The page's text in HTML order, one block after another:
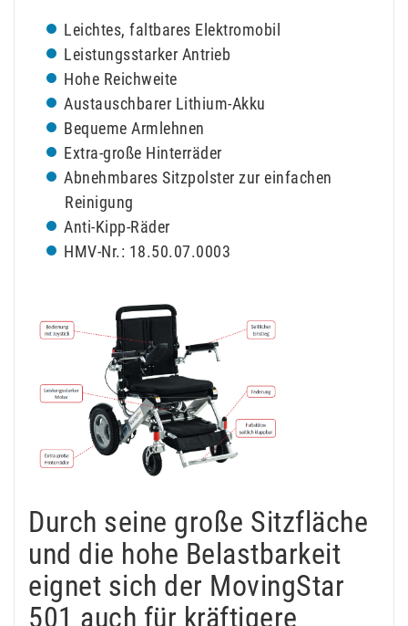
Leichtes, faltbares Elektromobil
Leistungsstarker Antrieb
Hohe Reichweite
Austauschbarer Lithium-Akku
Bequeme Armlehnen
Extra-große Hinterräder
Abnehmbares Sitzpolster zur einfachen
Reinigung
Anti-Kipp-Räder
HMV-Nr.: 18.50.07.0003
Durch seine große Sitzfläche
und die hohe Belastbarkeit
eignet sich der MovingStar
501 auch für kräftigere